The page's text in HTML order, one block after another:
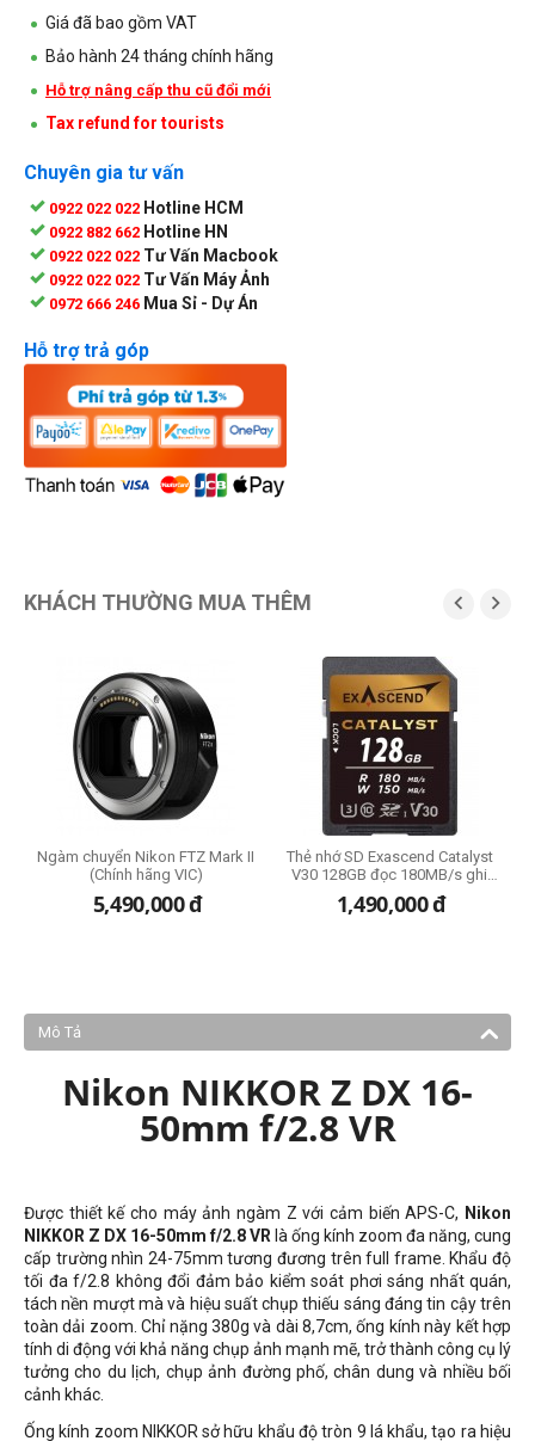
Giá đã bao gồm VAT
Bảo hành 24 tháng chính hãng
Hỗ trợ nâng cấp thu cũ đổi mới
Tax refund for tourists
Chuyên gia tư vấn
0922 022 022 Hotline HCM
0922 882 662 Hotline HN
0922 022 022 Tư Vấn Macbook
0922 022 022 Tư Vấn Máy Ảnh
0972 666 246 Mua Sỉ - Dự Án
Hỗ trợ trả góp
KHÁCH THƯỜNG MUA THÊM  
Ngàm chuyển Nikon FTZ Mark II
(Chính hãng VIC)
5,490,000đ
Thẻ nhớ SD Exascend Catalyst
V30 128GB đọc 180MB/s ghi
150MB/s
1,490,000đ
Mô Tả
Nikon NIKKOR Z DX 16-
50mm f/2.8 VR
Được thiết kế cho máy ảnh ngàm Z với cảm biến APS-C, Nikon
NIKKOR Z DX 16-50mm f/2.8 VR là ống kính zoom đa năng, cung
cấp trường nhìn 24-75mm tương đương trên full frame. Khẩu độ
tối đa f/2.8 không đổi đảm bảo kiểm soát phơi sáng nhất quán,
tách nền mượt mà và hiệu suất chụp thiếu sáng đáng tin cậy trên
toàn dải zoom. Chỉ nặng 380g và dài 8,7cm, ống kính này kết hợp
tính di động với khả năng chụp ảnh mạnh mẽ, trở thành công cụ lý
tưởng cho du lịch, chụp ảnh đường phố, chân dung và nhiều bối
cảnh khác.
Ống kính zoom NIKKOR sở hữu khẩu độ tròn 9 lá khẩu, tạo ra hiệu